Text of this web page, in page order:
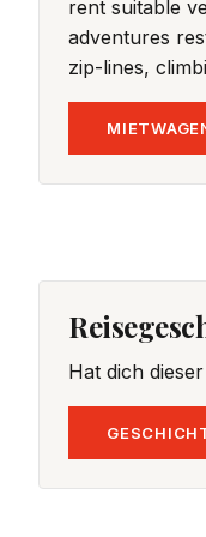
rent suitable
adventures
zip-lines,
Hat dich